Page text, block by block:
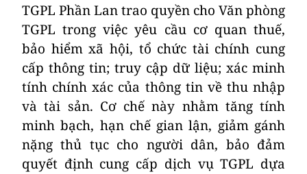
TGPL Phần Lan trao quyền cho Văn phòng
TGPL trong việc yêu cầu cơ quan thuế,
bảo hiểm xã hội, tổ chức tài chính cung
cấp thông tin; truy cập dữ liệu; xác minh
tính chính xác của thông tin về thu nhập
và tài sản. Cơ chế này nhằm tăng tính
minh bạch, hạn chế gian lận, giảm gánh
nặng thủ tục cho người dân, bảo đảm
quyết định cung cấp dịch vụ TGPL dựa